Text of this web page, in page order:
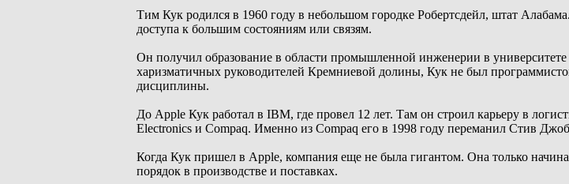
Тим Кук родился в 1960 году в небольшом городке Робертсдейл, штат
доступа к большим состояниям или связям.
Он получил образование в области промышленной инженерии в
харизматичных руководителей Кремниевой долины, Кук не был
дисциплины.
До Apple Кук работал в IBM, где провел 12 лет. Там он строил карьеру в
Electronics и Compaq. Именно из Compaq его в 1998 году переманил Стив
Когда Кук пришел в Apple, компания еще не была гигантом. Она только
порядок в производстве и поставках.